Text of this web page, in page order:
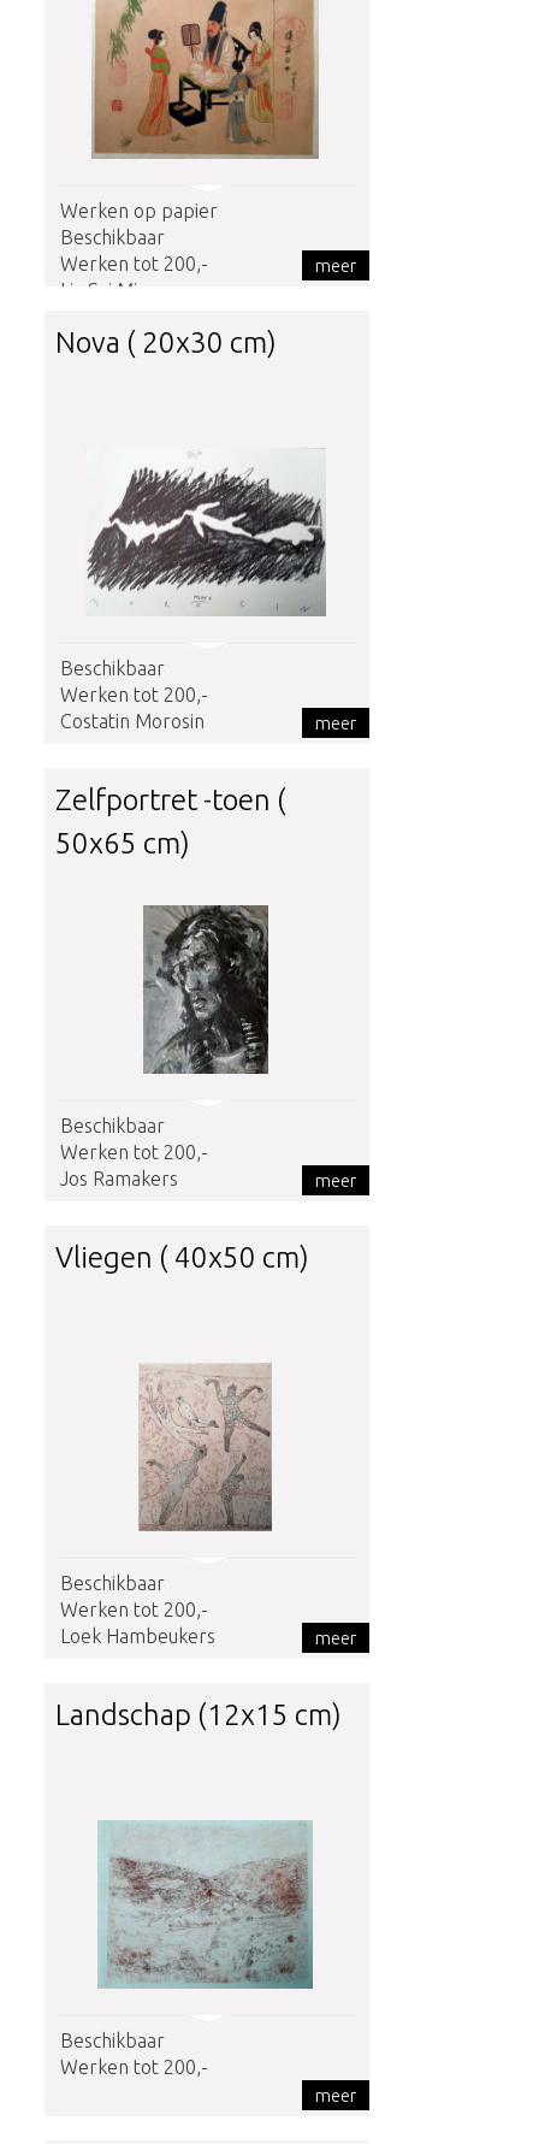
Werken op papier
Beschikbaar
Werken tot 200,-
Liu Sui Ming
meer
Nova ( 20x30 cm)
Beschikbaar
Werken tot 200,-
Costatin Morosin
meer
Zelfportret -toen (
50x65 cm)
Beschikbaar
Werken tot 200,-
Jos Ramakers
meer
Vliegen ( 40x50 cm)
Beschikbaar
Werken tot 200,-
Loek Hambeukers
meer
Landschap (12x15 cm)
Beschikbaar
Werken tot 200,-
meer